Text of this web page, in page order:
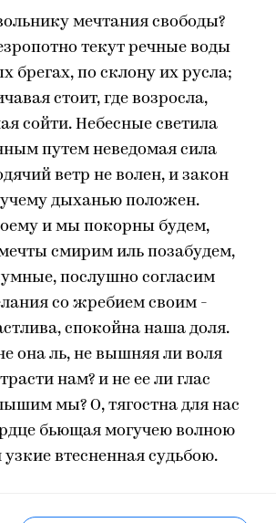
мечтания свободы?
текут речные воды
брегах, по склону их русла;
стоит, где возросла,
сойти. Небесные светила
путем неведомая сила
ветр не волен, и закон
дыханью положен.
и мы покорны будем,
смирим иль позабудем,
послушно согласим
со жребием своим -
спокойна наша доля.
она ль, не вышняя ли воля
нам? и не ее ли глас
мы? О, тягостна для нас
бьющая могучею волною
втесненная судьбою.